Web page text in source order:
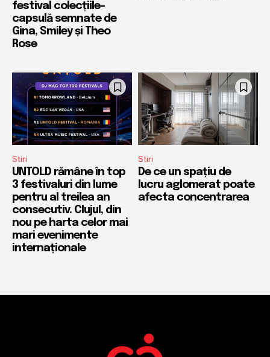
festival colecțiile-
capsulă semnate de
Gina, Smiley și Theo
Rose
Stiri
UNTOLD rămâne în top
3 festivaluri din lume
pentru al treilea an
consecutiv. Clujul, din
nou pe harta celor mai
mari evenimente
internaționale
Stiri
De ce un spațiu de
lucru aglomerat poate
afecta concentrarea